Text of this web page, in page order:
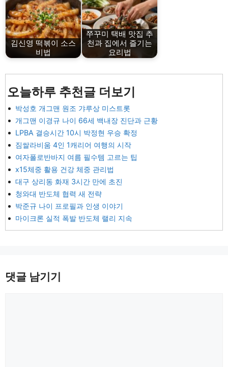
김신영 떡볶이 소스
비법
쭈꾸미 택배 맛집 추
천과 집에서 즐기는
요리법
오늘하루 추천글 더보기
박성호 개그맨 원조 갸루상 미스트롯
개그맨 이경규 나이 66세 백내장 진단과 근황
LPBA 결승시간 10시 박정현 우승 확정
짐쌀라비움 4인 1캐리어 여행의 시작
여자폴로반바지 여름 필수템 고르는 팁
x15체중 활용 건강 체중 관리법
대구 상리동 화재 3시간 만에 초진
청와대 반도체 협력 새 전략
박준규 나이 프로필과 인생 이야기
마이크론 실적 폭발 반도체 랠리 지속
댓글 남기기